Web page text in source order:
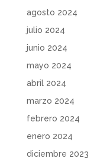
agosto 2024
julio 2024
junio 2024
mayo 2024
abril 2024
marzo 2024
febrero 2024
enero 2024
diciembre 2023